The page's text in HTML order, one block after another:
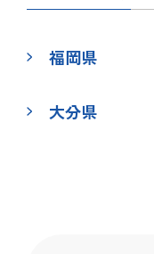
福岡県
大分県